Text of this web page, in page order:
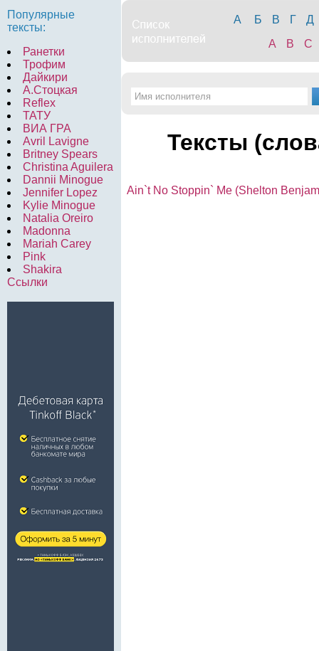
Популярные
тексты:
Ранетки
Трофим
Дайкири
А.Стоцкая
Reflex
ТАТУ
ВИА ГРА
Avril Lavigne
Britney Spears
Christina Aguilera
Dannii Minogue
Jennifer Lopez
Kylie Minogue
Natalia Oreiro
Madonna
Mariah Carey
Pink
Shakira
Ссылки
А Б В Г
Д
A
B C
Тексты
Ain`t No Stoppin` Me (Shelton